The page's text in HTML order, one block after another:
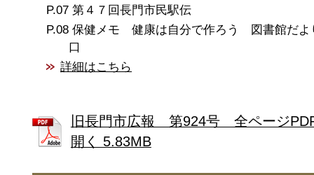
第４７回長門市民駅伝
保健メモ 健康は自分で作ろう 図書館だ
口
詳細はこちら
旧長門市広報 第924号 全ページ
開く 5.83MB